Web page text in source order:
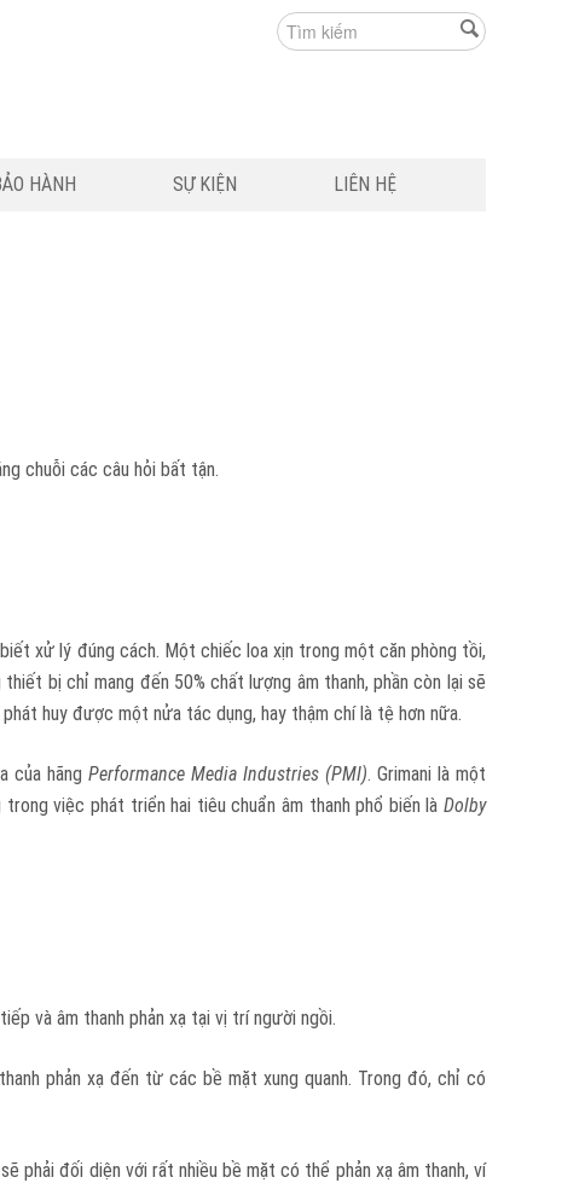
HÀNH SỰ KIỆN LIÊN HỆ
chuỗi các câu hỏi bất tận.
xử lý đúng cách. Một chiếc loa xịn trong một căn phòng tồi,
bị chỉ mang đến 50% chất lượng âm thanh, phần còn lại sẽ
huy được một nửa tác dụng, hay thậm chí là tệ hơn nữa.
của hãng Performance Media Industries (PMI). Grimani là một
việc phát triển hai tiêu chuẩn âm thanh phổ biến là Dolby
và âm thanh phản xạ tại vị trí người ngồi.
phản xạ đến từ các bề mặt xung quanh. Trong đó, chỉ có
phải đối diện với rất nhiều bề mặt có thể phản xạ âm thanh, ví